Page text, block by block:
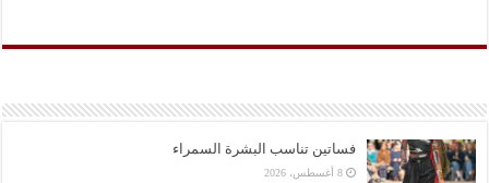
فساتين تناسب البشرة السمراء
8 أغسطس، 2026